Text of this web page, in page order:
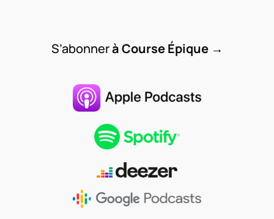
S’abonnerà Course Épique →